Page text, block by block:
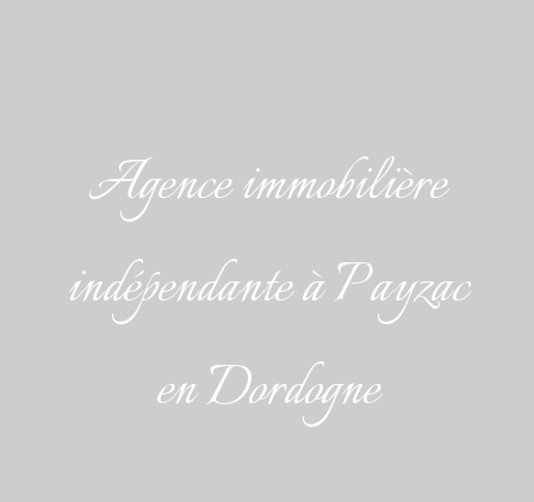
Agence immobilière
indépendante à Payzac
en Dordogne